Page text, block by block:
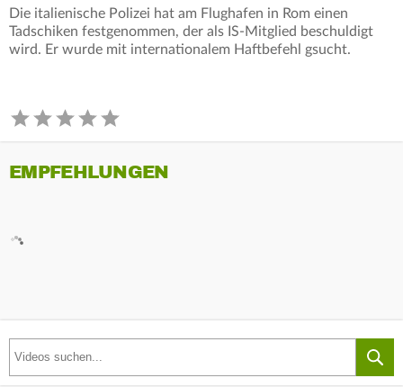
Die italienische Polizei hat am Flughafen in Rom einen
Tadschiken festgenommen, der als IS-Mitglied beschuldigt
wird. Er wurde mit internationalem Haftbefehl gsucht.
EMPFEHLUNGEN